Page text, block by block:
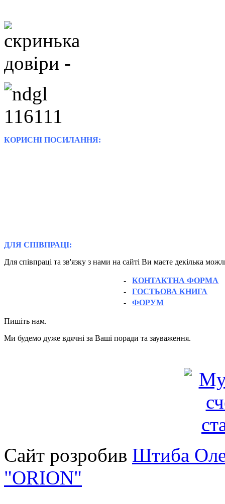
КОРИСНІ ПОСИЛАННЯ:
ДЛЯ СПІВПРАЦІ:
Для співпраці та зв'язку з нами на сайті Ви маєте декілька
-
КОНТАКТНА ФОРМА
-
ГОСТЬОВА КНИГА
-
ФОРУМ
Пишіть нам.
Ми будемо дуже вдячні за Ваші поради та зауваження.
Сайт розробив Штиба
"ORION"